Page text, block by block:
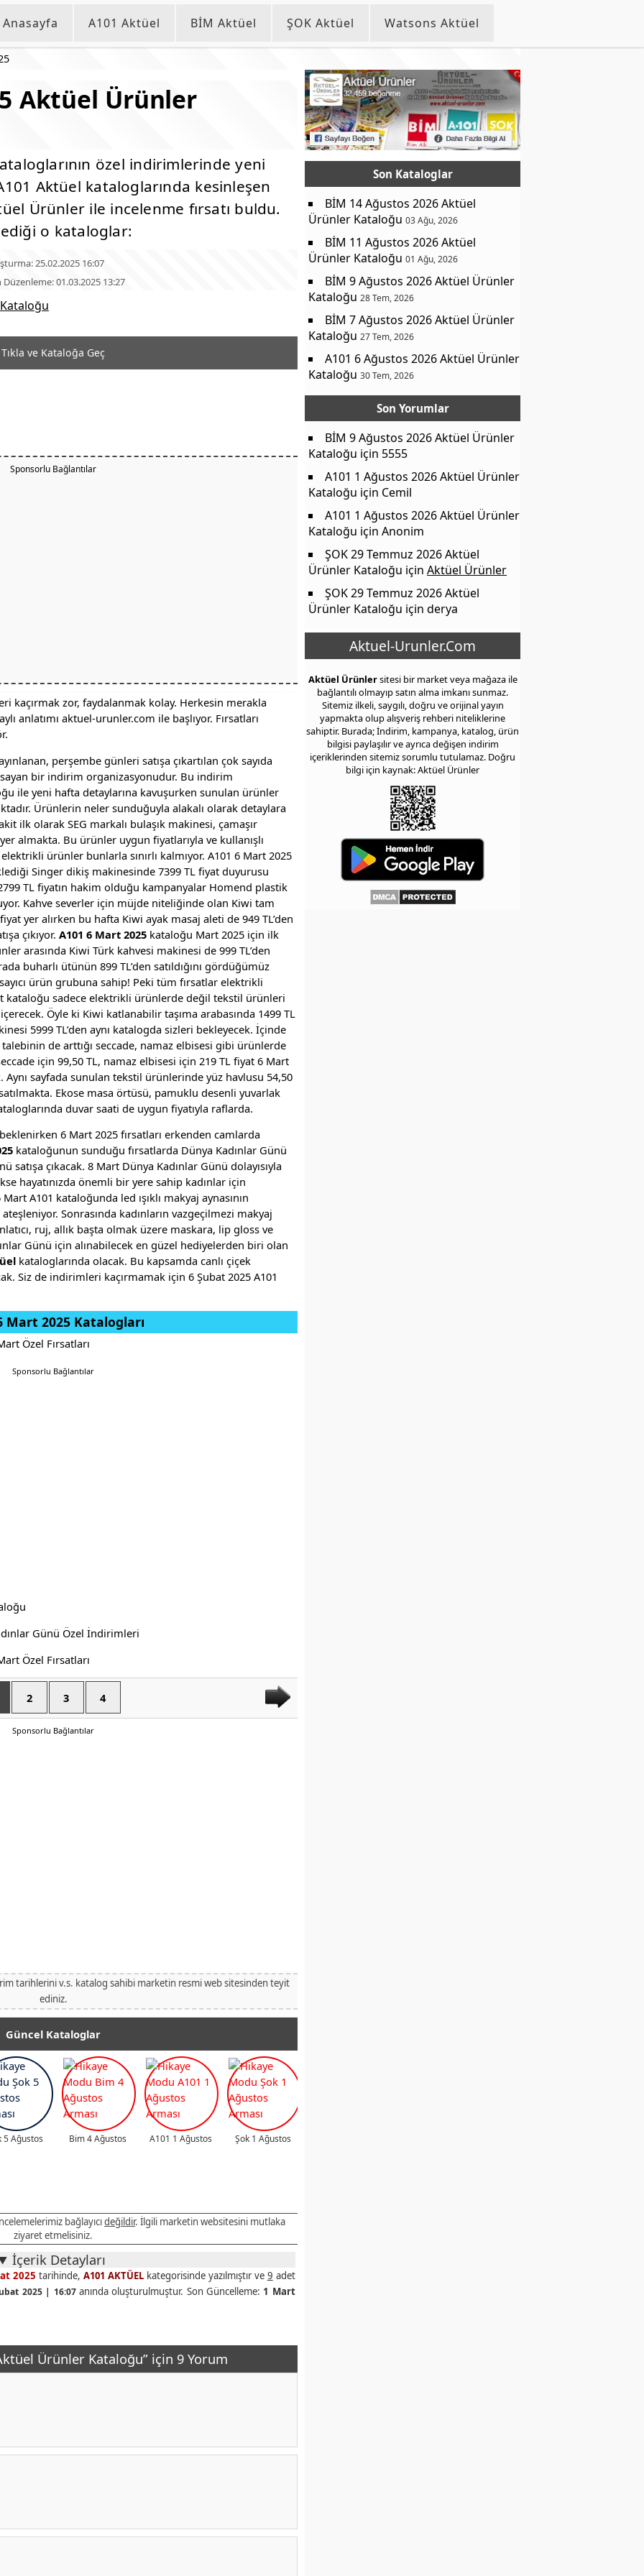
Anasayfa A101 Aktüel BİM Aktüel ŞOK Aktüel Watsons Aktüel
Aktüel Ürünler
özel indirimlerinde yeni
Aktüel kataloglarında kesinleşen
Ürünler ile incelenme fırsatı buldu.
o kataloglar:
25.02.2025 16:07
Düzenleme: 01.03.2025 13:27
Tıkla ve Kataloğa Geç
Sponsorlu Bağlantılar
kaçırmak zor, faydalanmak kolay. Herkesin merakla
anlatımı aktuel-urunler.com ile başlıyor. Fırsatları
perşembe günleri satışa çıkartılan çok sayıda
bir indirim organizasyonudur. Bu indirim
ile yeni hafta detaylarına kavuşurken sunulan ürünler
Ürünlerin neler sunduğuyla alakalı olarak detaylara
ilk olarak SEG markalı bulaşık makinesi, çamaşır
almakta. Bu ürünler uygun fiyatlarıyla ve kullanışlı
ürünler bunlarla sınırlı kalmıyor. A101 6 Mart 2025
Singer dikiş makinesinde 7399 TL fiyat duyurusu
TL fiyatın hakim olduğu kampanyalar Homend plastik
Kahve severler için müjde niteliğinde olan Kiwi tam
yer alırken bu hafta Kiwi ayak masaj aleti de 949 TL’den
çıkıyor. A101 6 Mart 2025 kataloğu Mart 2025 için ilk
arasında Kiwi Türk kahvesi makinesi de 999 TL’den
buharlı ütünün 899 TL’den satıldığını gördüğümüz
ürün grubuna sahip! Peki tüm fırsatlar elektrikli
kataloğu sadece elektrikli ürünlerde değil tekstil ürünleri
Öyle ki Kiwi katlanabilir taşıma arabasında 1499 TL
5999 TL’den aynı katalogda sizleri bekleyecek. İçinde
de arttığı seccade, namaz elbisesi gibi ürünlerde
için 99,50 TL, namaz elbisesi için 219 TL fiyat 6 Mart
sayfada sunulan tekstil ürünlerinde yüz havlusu 54,50
satılmakta. Ekose masa örtüsü, pamuklu desenli yuvarlak
duvar saati de uygun fiyatıyla raflarda.
6 Mart 2025 fırsatları erkenden camlarda
kataloğunun sunduğu fırsatlarda Dünya Kadınlar Günü
satışa çıkacak. 8 Mart Dünya Kadınlar Günü dolayısıyla
hayatınızda önemli bir yere sahip kadınlar için
Mart A101 kataloğunda led ışıklı makyaj aynasının
Sonrasında kadınların vazgeçilmezi makyaj
ruj, allık başta olmak üzere maskara, lip gloss ve
Günü için alınabilecek en güzel hediyelerden biri olan
kataloglarında olacak. Bu kapsamda canlı çiçek
Siz de indirimleri kaçırmamak için 6 Şubat 2025 A101
Mart 2025 Katalogları
Sponsorlu Bağlantılar
2 3 4
Sponsorlu Bağlantılar
tarihlerini v.s. katalog sahibi marketin resmi web sitesinden teyit
ediniz.
Güncel Kataloglar
5 Ağustos Bim 4 Ağustos A101 1 Ağustos Şok 1 Ağustos
bağlayıcıdeğildir. İlgili marketin websitesini mutlaka
ziyaret etmelisiniz.
İçerik Detayları
2025 tarihinde,A101 AKTÜEL kategorisinde yazılmıştır ve 9 adet
2025 | 16:07anında oluşturulmuştur. Son Güncelleme: 1 Mart
Ürünler Kataloğu” için 9 Yorum
Son Kataloglar
BİM 14 Ağustos 2026 Aktüel
Ürünler Kataloğu 03 Ağu, 2026
BİM 11 Ağustos 2026 Aktüel
Ürünler Kataloğu 01 Ağu, 2026
BİM 9 Ağustos 2026 Aktüel Ürünler
Kataloğu 28 Tem, 2026
BİM 7 Ağustos 2026 Aktüel Ürünler
Kataloğu 27 Tem, 2026
A101 6 Ağustos 2026 Aktüel Ürünler
Kataloğu 30 Tem, 2026
Son Yorumlar
BİM 9 Ağustos 2026 Aktüel Ürünler
Kataloğu için 5555
A101 1 Ağustos 2026 Aktüel Ürünler
Kataloğu için Cemil
A101 1 Ağustos 2026 Aktüel Ürünler
Kataloğu için Anonim
ŞOK 29 Temmuz 2026 Aktüel
Ürünler Kataloğu için Aktüel Ürünler
ŞOK 29 Temmuz 2026 Aktüel
Ürünler Kataloğu için derya
Aktuel-Urunler.Com
Aktüel Ürünlersitesi bir market veya mağaza ile
bağlantılı olmayıp satın alma imkanı sunmaz.
Sitemiz ilkeli, saygılı, doğru ve orijinal yayın
yapmakta olup alışveriş rehberi niteliklerine
sahiptir. Burada; İndirim, kampanya, katalog, ürün
bilgisi paylaşılır ve ayrıca değişen indirim
içeriklerinden sitemiz sorumlu tutulamaz. Doğru
bilgi için kaynak: Aktüel Ürünler